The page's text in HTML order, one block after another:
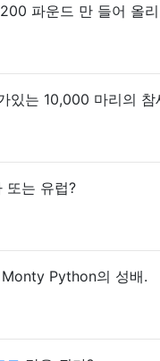
파운드 만 들어 올
있는 10,000 마리의 참
또는 유럽?
Python의 성배.